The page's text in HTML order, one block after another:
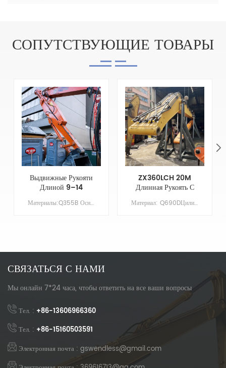
СОПУТСТВУЮЩИЕ ТОВАРЫ
Выдвижные Рукояти
Длиной 9–14
Метров Для Рукояти
Экскаватора Cat Материалы:Q355B Основные параметры Модель КАТ325-7 Длина стрелы XX Длина руки 9 Объем ковша/м&sup3; 0,7 Противовес НЕЗАЧЕМ
ZX360LCH 20M
Длинная Рукоять С
Ковшом Для
Выравнивания И Материал: Q690DЦилиндр: Оригинальный размерСтрела: 11,37 мРукав: 8,63 мКовш: 1,5 куб. мГрунтовка/Покрытие: цинконаполненная грунтовка, наносимая распылением
СВЯЗАТЬСЯ С НАМИ
Мы онлайн 7*24 часа, чтобы ответить на все ваши вопросы
Тел. : +86-13606966360
Тел. : +86-15160503591
Электронная почта : gswendless@gmail.com